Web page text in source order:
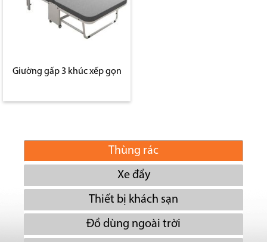
Giường gấp 3 khúc xếp gọn
Thùng rác
Xe đẩy
Thiết bị khách sạn
Đồ dùng ngoài trời